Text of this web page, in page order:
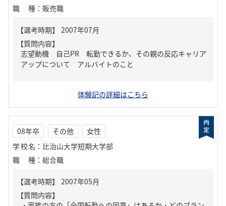
職種 ： 販売職
【質問内容】
志望動機 自己PR 転勤できるか、その親の反応キャリア
アップについて アルバイトのこと
体験記の詳細はこちら
08年卒 その他
女性
学校名 ： 比治山大学短期大学部
職種 ： 総合職
【質問内容】